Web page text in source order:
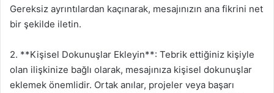
Gereksiz ayrıntılardan kaçınarak, mesajınızın ana fikrini net
bir şekilde iletin.
2. **Kişisel Dokunuşlar Ekleyin**: Tebrik ettiğiniz kişiyle
olan ilişkinize bağlı olarak, mesajınıza kişisel dokunuşlar
eklemek önemlidir. Ortak anılar, projeler veya başarı